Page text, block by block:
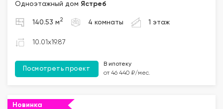
Одноэтажный дом Ястреб
140.53 м 2 4 комнаты 1 этаж
10.01x19.87
Посмотреть проект
В ипотеку
от 46 440 ₽/мес.
Новинка